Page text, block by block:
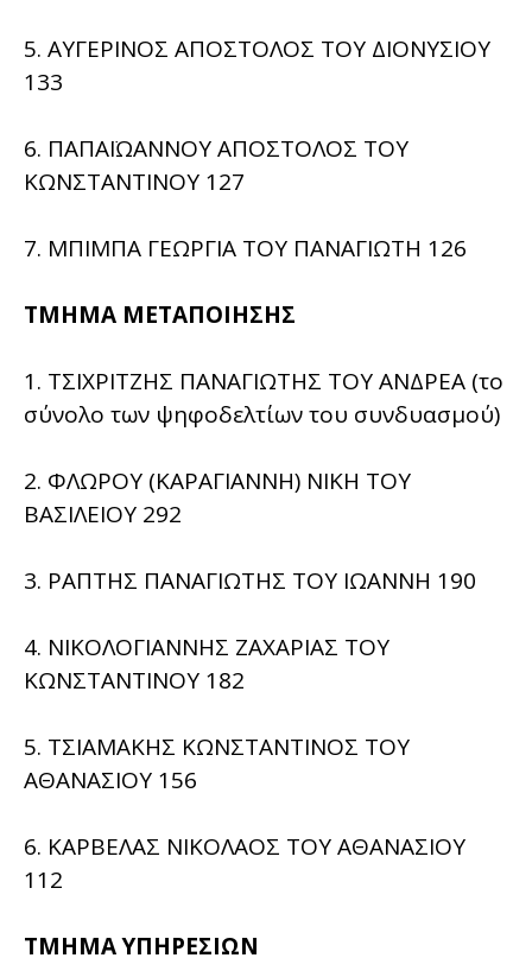
5. ΑΥΓΕΡΙΝΟΣ ΑΠΟΣΤΟΛΟΣ ΤΟΥ ΔΙΟΝΥΣΙΟΥ
133
6. ΠΑΠΑΪΩΑΝΝΟΥ ΑΠΟΣΤΟΛΟΣ ΤΟΥ
ΚΩΝΣΤΑΝΤΙΝΟΥ 127
7. ΜΠΙΜΠΑ ΓΕΩΡΓΙΑ ΤΟΥ ΠΑΝΑΓΙΩΤΗ 126
ΤΜΗΜΑ ΜΕΤΑΠΟΙΗΣΗΣ
1. ΤΣΙΧΡΙΤΖΗΣ ΠΑΝΑΓΙΩΤΗΣ ΤΟΥ ΑΝΔΡΕΑ (το
σύνολο των ψηφοδελτίων του συνδυασμού)
2. ΦΛΩΡΟΥ (ΚΑΡΑΓΙΑΝΝΗ) ΝΙΚΗ ΤΟΥ
ΒΑΣΙΛΕΙΟΥ 292
3. ΡΑΠΤΗΣ ΠΑΝΑΓΙΩΤΗΣ ΤΟΥ ΙΩΑΝΝΗ 190
4. ΝΙΚΟΛΟΓΙΑΝΝΗΣ ΖΑΧΑΡΙΑΣ ΤΟΥ
ΚΩΝΣΤΑΝΤΙΝΟΥ 182
5. ΤΣΙΑΜΑΚΗΣ ΚΩΝΣΤΑΝΤΙΝΟΣ ΤΟΥ
ΑΘΑΝΑΣΙΟΥ 156
6. ΚΑΡΒΕΛΑΣ ΝΙΚΟΛΑΟΣ ΤΟΥ ΑΘΑΝΑΣΙΟΥ
112
ΤΜΗΜΑ ΥΠΗΡΕΣΙΩΝ